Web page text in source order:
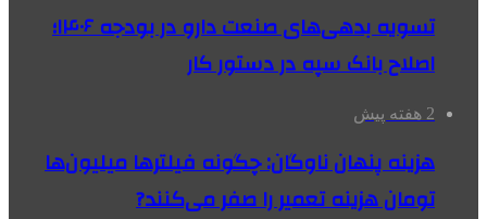
تسویه بدهی‌های صنعت دارو در بودجه ۱۴۰۶؛
اصلاح بانک سپه در دستور کار
2 هفته پیش
هزینه پنهان ناوگان: چگونه فیلترها میلیون‌ها
تومان هزینه تعمیر را صفر می‌کنند?